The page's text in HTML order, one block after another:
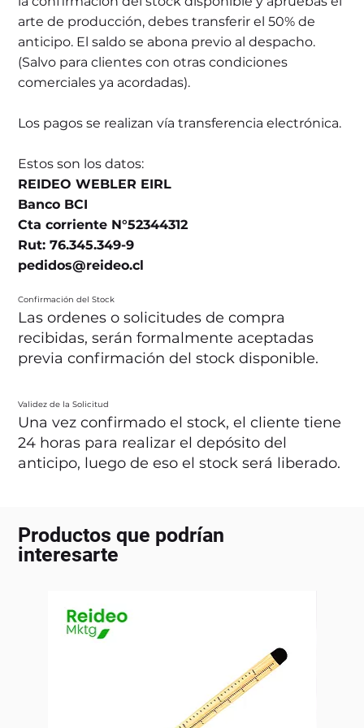
arte de producción, debes transferir el 50% de
anticipo. El saldo se abona previo al despacho.
(Salvo para clientes con otras condiciones
comerciales ya acordadas).
Los pagos se realizan vía transferencia electrónica.
Estos son los datos:
REIDEO WEBLER EIRL
Banco BCI
Cta corriente N°52344312
Rut: 76.345.349-9
pedidos@reideo.cl
Confirmación del Stock
Las ordenes o solicitudes de compra
recibidas, serán formalmente aceptadas
previa confirmación del stock disponible.
Validez de la Solicitud
Una vez confirmado el stock, el cliente tiene
24 horas para realizar el depósito del
anticipo, luego de eso el stock será liberado.
Productos que podrían
interesarte